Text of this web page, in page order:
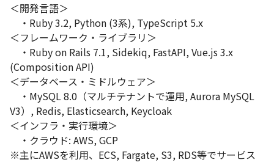
＜開発言語＞
・Ruby 3.2, Python (3系), TypeScript 5.x
＜フレームワーク・ライブラリ＞
・Ruby on Rails 7.1, Sidekiq, FastAPI, Vue.js 3.x
(Composition API)
＜データベース・ミドルウェア＞
・MySQL 8.0（マルチテナントで運用, Aurora MySQL
V3）, Redis, Elasticsearch, Keycloak
＜インフラ・実行環境＞
・クラウド: AWS, GCP
※主にAWSを利用、ECS, Fargate, S3, RDS等でサービス